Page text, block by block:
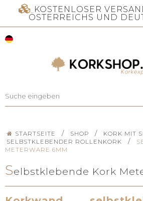
KOSTENLOSER
ÖSTERREICHS UND
STARTSEITE / SHOP / KORK MIT
SELBSTKLEBENDER ROLLENKORK /
METERWARE 6MM
Selbstklebende Kork